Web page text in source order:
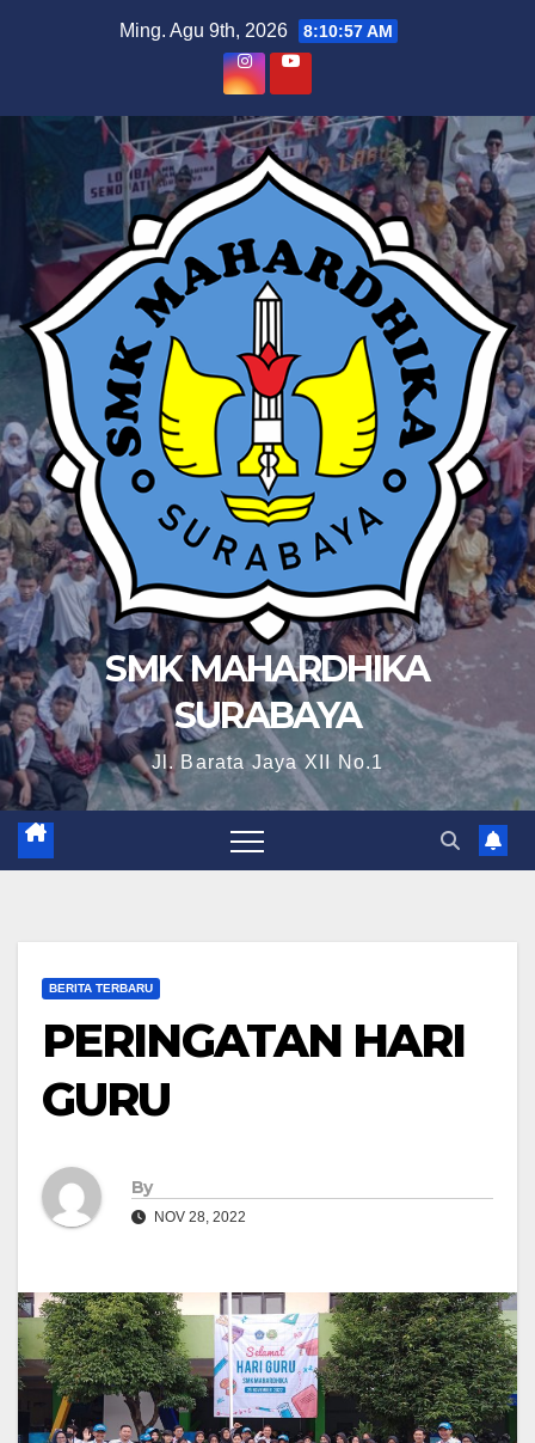
Ming. Agu 9th, 2026 8:10:58 AM
SMK MAHARDHIKA
SURABAYA
Jl. Barata Jaya XII No.1
BERITA TERBARU
PERINGATAN HARI
GURU
By
NOV 28, 2022